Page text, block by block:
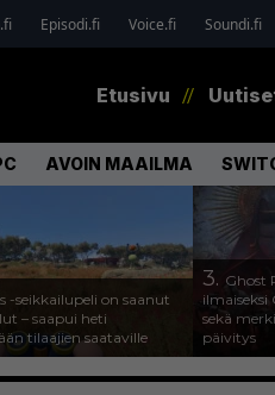
Episodi.fi Voice.fi Soundi.fi
Etusivu
AVOIN MAAILMA
-seikkailupeli on saanut
– saapui heti
tilaajien saataville
3. Ghost
ilmaiseksi
sekä
päivitys